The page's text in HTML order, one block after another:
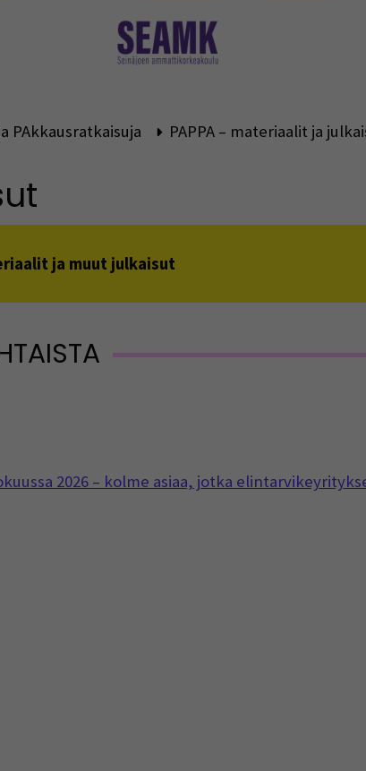
PAkkausratkaisuja PAPPA – materiaalit ja
ja muut julkaisut
2026 – kolme asiaa, jotka